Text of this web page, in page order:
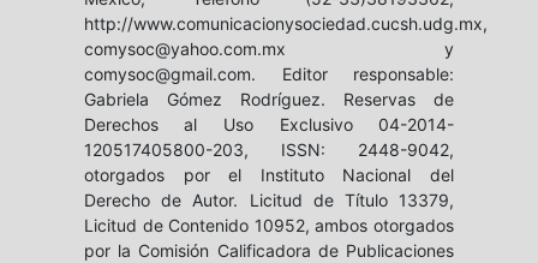
http://www.comunicacionysociedad.cucsh.udg.mx,
comysoc@yahoo.com.mx y
comysoc@gmail.com. Editor responsable:
Gabriela Gómez Rodríguez. Reservas de
Derechos al Uso Exclusivo 04-2014-
120517405800-203, ISSN: 2448-9042,
otorgados por el Instituto Nacional del
Derecho de Autor. Licitud de Título 13379,
Licitud de Contenido 10952, ambos otorgados
por la Comisión Calificadora de Publicaciones